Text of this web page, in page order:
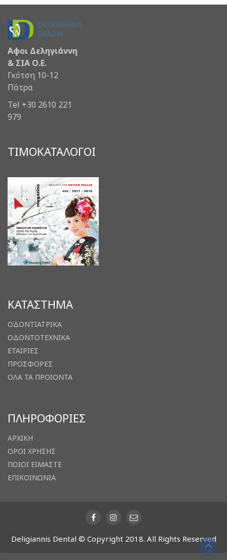
Αφοι Δεληγιάννη
& ΣΙΑ Ο.Ε.
Γκότση 10-12
Πάτρα
Tel +30 2610 221
979
ΤΙΜΟΚΑΤΑΛΟΓΟΙ
ΚΑΤΑΣΤΗΜΑ
ΟΔΟΝΤΙΑΤΡΙΚΑ
ΟΔΟΝΤΟΤΕΧΝΙΚΑ
ΕΤΑΙΡΙΕΣ
ΠΡΟΣΦΟΡΕΣ
ΟΛΑ ΤΑ ΠΡΟΙΟΝΤΑ
ΠΛΗΡΟΦΟΡΙΕΣ
ΑΡΧΙΚΗ
ΟΡΟΙ ΧΡΗΣΗΣ
ΠΟΙΟΙ ΕΙΜΑΣΤΕ
ΕΠΙΚΟΙΝΩΝΙΑ
Deligiannis Dental © Copyright 2018. All Rights Reserved